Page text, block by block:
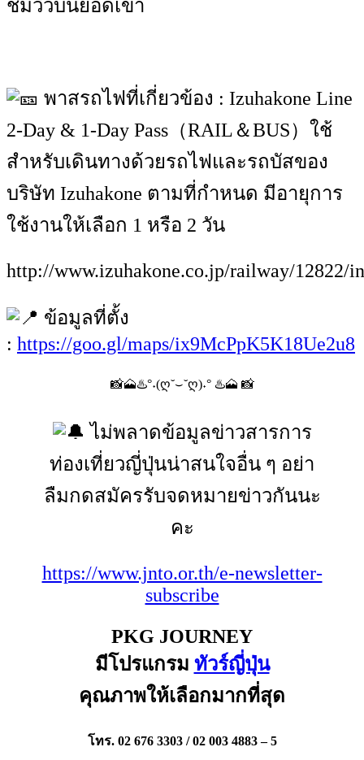
ชมวิวบนยอดเขา
พาสรถไฟที่เกี่ยวข้อง : Izuhakone Line
2-Day & 1-Day Pass（RAIL＆BUS）ใช้
สำหรับเดินทางด้วยรถไฟและรถบัสของ
บริษัท Izuhakone ตามที่กำหนด มีอายุการ
ใช้งานให้เลือก 1 หรือ 2 วัน
http://www.izuhakone.co.jp/railway/12822/
ข้อมูลที่ตั้ง
: https://goo.gl/maps/ix9McPpK5K18Ue2u8
📸🗻♨️°˖(ღ˘⌣˘ღ)˖° ♨️🗻 📸
ไม่พลาดข้อมูลข่าวสารการ
ท่องเที่ยวญี่ปุ่นน่าสนใจอื่น ๆ อย่า
ลืมกดสมัครรับจดหมายข่าวกันนะ
คะ
https://www.jnto.or.th/e-newsletter-
subscribe
PKG JOURNEY
มีโปรแกรม ทัวร์ญี่ปุ่น
คุณภาพให้เลือกมากที่สุด
โทร. 02 676 3303 / 02 003 4883 – 5